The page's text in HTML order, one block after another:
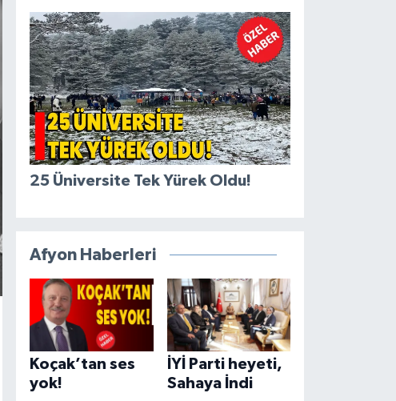
25 Üniversite Tek Yürek Oldu!
Afyon Haberleri
Koçak’tan ses
yok!
İYİ Parti heyeti,
Sahaya İndi